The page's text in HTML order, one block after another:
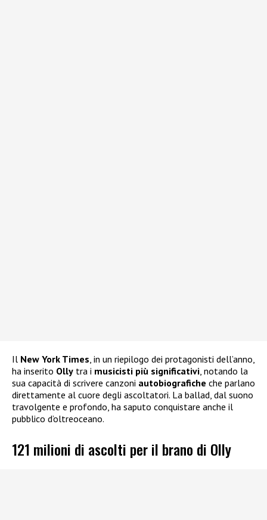
Il New York Times, in un riepilogo dei protagonisti dell’anno,
ha inserito Olly tra i musicisti più significativi, notando la
sua capacità di scrivere canzoni autobiografiche che parlano
direttamente al cuore degli ascoltatori. La ballad, dal suono
travolgente e profondo, ha saputo conquistare anche il
pubblico d’oltreoceano.
121 milioni di ascolti per il brano di Olly